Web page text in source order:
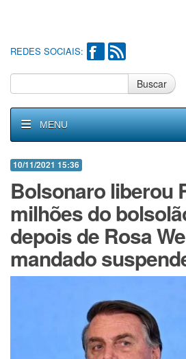
REDES SOCIAIS:
Buscar
MENU
10/11/2021 15:36
Bolsonaro liberou
milhões do
depois de Rosa
mandado